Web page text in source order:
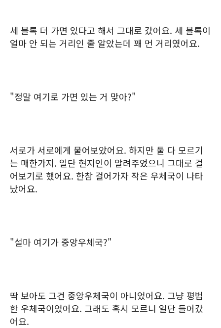
세 블록 더 가면 있다고 해서 그대로 갔어요. 세 블록이
얼마 안 되는 거리인 줄 알았는데 꽤 먼 거리였어요.
"정말 여기로 가면 있는 거 맞아?"
서로가 서로에게 물어보았어요. 하지만 둘 다 모르기
는 매한가지. 일단 현지인이 알려주었으니 그대로 걸
어보기로 했어요. 한참 걸어가자 작은 우체국이 나타
났어요.
"설마 여기가 중앙우체국?"
딱 보아도 그건 중앙우체국이 아니었어요. 그냥 평범
한 우체국이었어요. 그래도 혹시 모르니 일단 들어갔
어요.